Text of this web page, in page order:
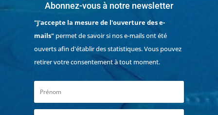
Abonnez-vous à notre newsletter
"J'accepte la mesure de l'ouverture des e-
mails"permet de savoir si nos e-mails ont été
ouverts afin d'établir des statistiques. Vous pouvez
retirer votre consentement à tout moment.